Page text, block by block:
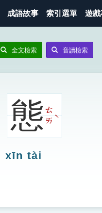
成語故事 索引選單 遊
全文檢索 音讀檢索
態ㄊ
ㄞ
ˋ
xīn tài